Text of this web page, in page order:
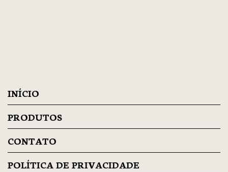
INÍCIO
PRODUTOS
CONTATO
POLÍTICA DE PRIVACIDADE